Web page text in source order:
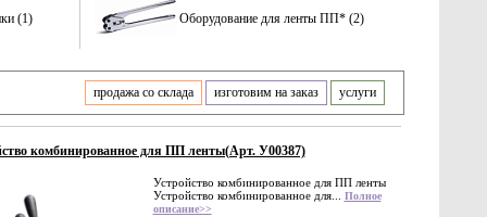
(1) Оборудование для ленты ПП* (2)
продажа со склада изготовим на заказ услуги
комбинированное для ПП ленты(Арт. У00387)
Устройство комбинированное для ПП ленты
Устройство комбинированное для... Полное
описание>>